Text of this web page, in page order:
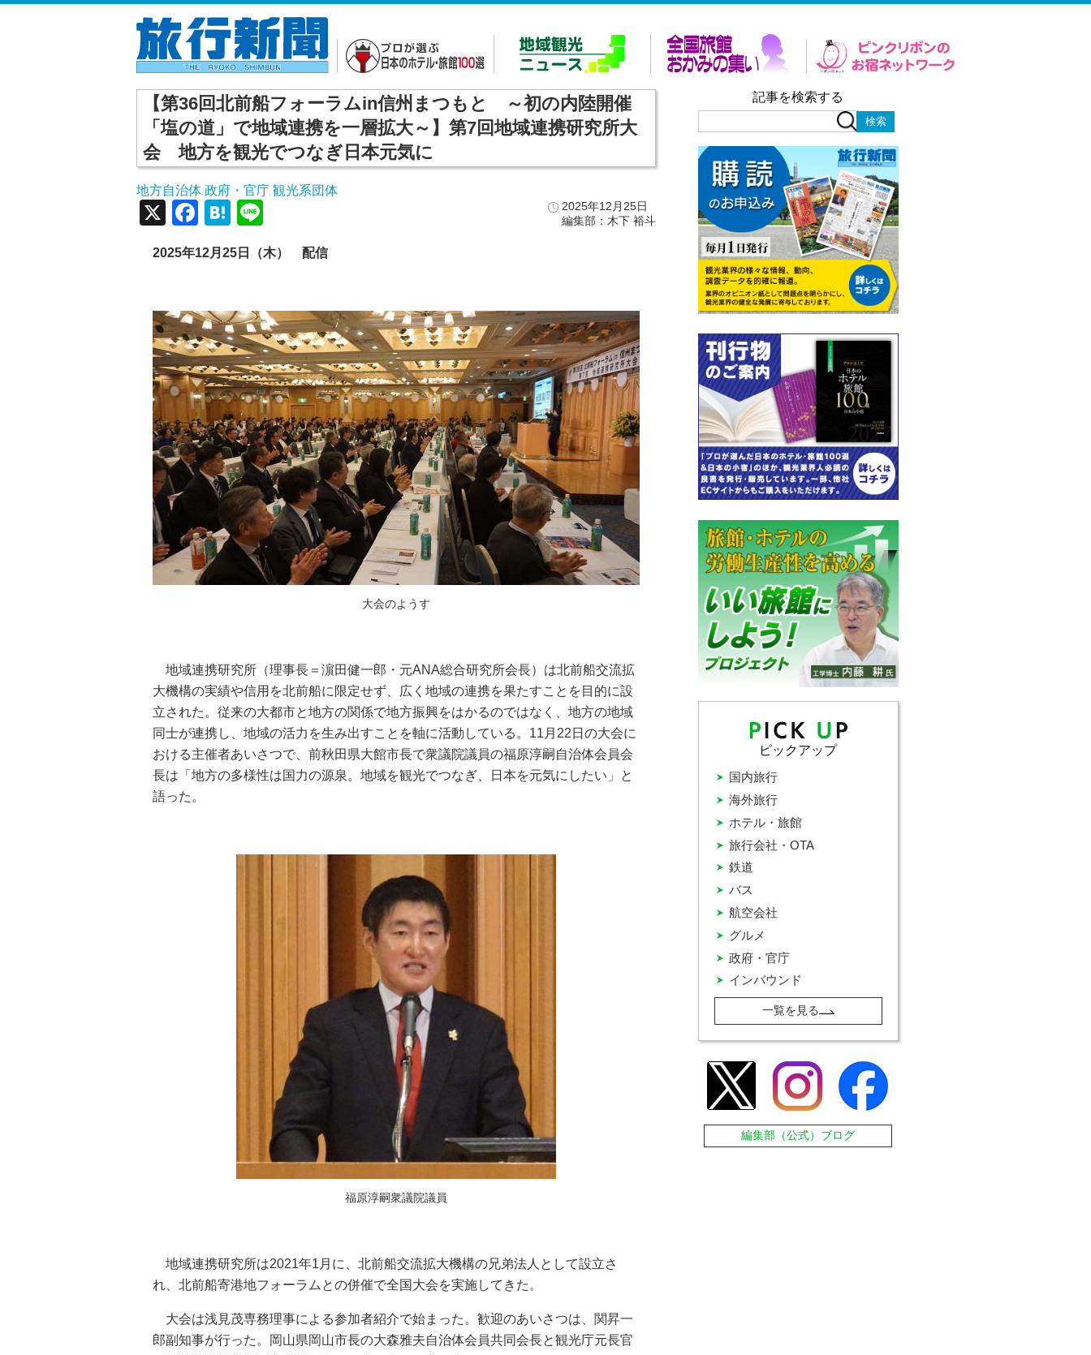
【第36回北前船フォーラムin信州まつもと ～初の内陸開催
「塩の道」で地域連携を一層拡大～】第7回地域連携研究所大
会 地方を観光でつなぎ日本元気に
地方自治体 政府・官庁 ,観光系団体
2025年12月25日
編集部：木下 裕斗
X Facebook
Hatena
2025年12月25日（木） 配信
大会のようす
地域連携研究所（理事長＝濵田健一郎・元ANA総合研究所会長）は北前船交流拡
大機構の実績や信用を北前船に限定せず、広く地域の連携を果たすことを目的に設
立された。従来の大都市と地方の関係で地方振興をはかるのではなく、地方の地域
同士が連携し、地域の活力を生み出すことを軸に活動している。11月22日の大会に
おける主催者あいさつで、前秋田県大館市長で衆議院議員の福原淳嗣自治体会員会
長は「地方の多様性は国力の源泉。地域を観光でつなぎ、日本を元気にしたい」と
語った。
福原淳嗣衆議院議員
地域連携研究所は2021年1月に、北前船交流拡大機構の兄弟法人として設立さ
れ、北前船寄港地フォーラムとの併催で全国大会を実施してきた。
大会は浅見茂専務理事による参加者紹介で始まった。歓迎のあいさつは、関昇一
郎副知事が行った。岡山県岡山市長の大森雅夫自治体会員共同会長と観光庁元長官
記事を検索する
ピックアップ
インバウンド
グルメ
バス
ホテル・旅館
国内旅行
政府・官庁
旅行会社・OTA
海外旅行
航空会社
鉄道
一覧を見る
編集部（公式）ブログ